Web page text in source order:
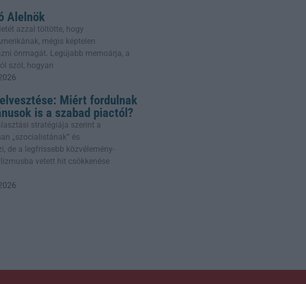
Alelnök
azzal töltötte, hogy
mégis képtelen
önmagát. Legújabb memoárja, a
szól, hogyan
Miért fordulnak
is a szabad piactól?
stratégiája szerint a
„szocialistának” és
de a legfrissebb közvélemény-
vetett hit csökkenése